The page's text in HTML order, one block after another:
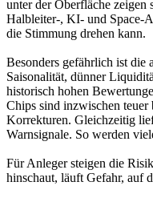
unter der Oberfläche zeigen
Halbleiter-, KI- und Space-
die Stimmung drehen kann.
Besonders gefährlich ist die
Saisonalität, dünner
historisch hohen
Chips sind inzwischen
Korrekturen. Gleichzeitig
Warnsignale. So werden
Für Anleger steigen die
hinschaut, läuft Gefahr, auf